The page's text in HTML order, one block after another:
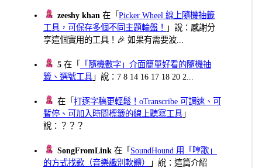
zeeshy khan 在「Picker Wheel 線上隨機抽籤
工具，可保存多個不同主題輪盤！
」說：感謝分
享這個實用的工具！🎉 如果有需要波...
5 在「
「隨機數字」介面簡單好看的隨機抽
籤、選號工具 」說：7 8 14 16 17 18 20 2...
在「打逐字稿更輕鬆！oTranscribe 可調速、可
暫停、可加入時間標籤的線上聽寫工具 」
說：？？？
SongFromLink 在「 SoundHound 用「哼歌」
的方式找歌（音樂識別軟體）
」說：這篇介紹